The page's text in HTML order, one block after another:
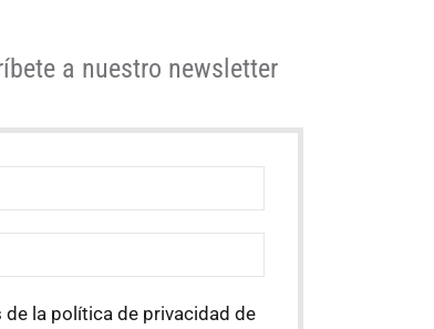
a nuestro newsletter
la política de privacidad de